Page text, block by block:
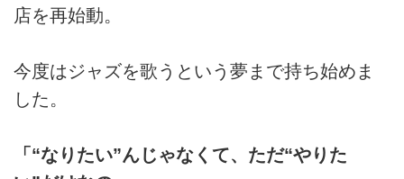
店を再始動。
今度はジャズを歌うという夢まで持ち始めま
した。
「“なりたい”んじゃなくて、ただ“やりた